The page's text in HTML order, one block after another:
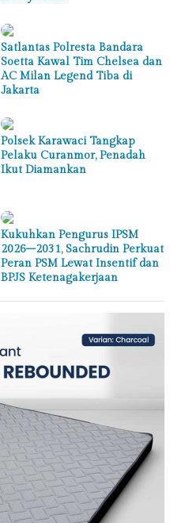
Satlantas Polresta Bandara
Soetta Kawal Tim Chelsea dan
AC Milan Legend Tiba di
Jakarta
Polsek Karawaci Tangkap
Pelaku Curanmor, Penadah
Ikut Diamankan
Kukuhkan Pengurus IPSM
2026–2031, Sachrudin Perkuat
Peran PSM Lewat Insentif dan
BPJS Ketenagakerjaan